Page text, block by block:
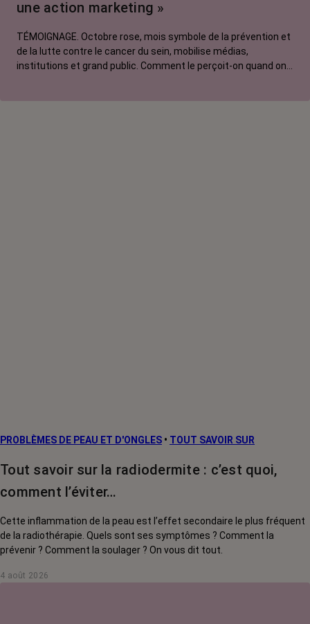
une action marketing »
TÉMOIGNAGE. Octobre rose, mois symbole de la prévention et
de la lutte contre le cancer du sein, mobilise médias,
institutions et grand public. Comment le perçoit-on quand on
PROBLÈMES DE PEAU ET D'ONGLES • TOUT SAVOIR SUR
Tout savoir sur la radiodermite : c’est quoi,
comment l’éviter…
Cette inflammation de la peau est l’effet secondaire le plus fréquent
de la radiothérapie. Quels sont ses symptômes ? Comment la
prévenir ? Comment la soulager ? On vous dit tout.
4 août 2026